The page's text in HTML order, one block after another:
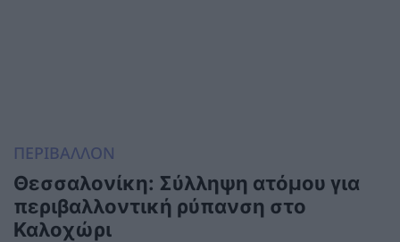
ΠΕΡΙΒΑΛΛΟΝ
Θεσσαλονίκη: Σύλληψη ατόμου για
περιβαλλοντική ρύπανση στο
Καλοχώρι